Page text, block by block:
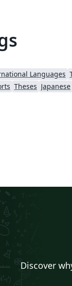
Languages
Theses Japanese
Discover